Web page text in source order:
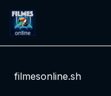
filmesonline.sh